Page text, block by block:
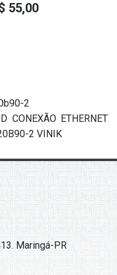
55,00
2
CONEXÃO ETHERNET
2 VINIK
Maringá-PR